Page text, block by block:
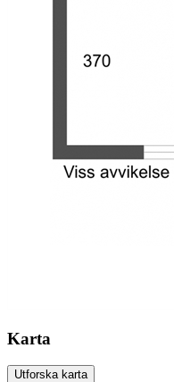
Karta
Utforska karta